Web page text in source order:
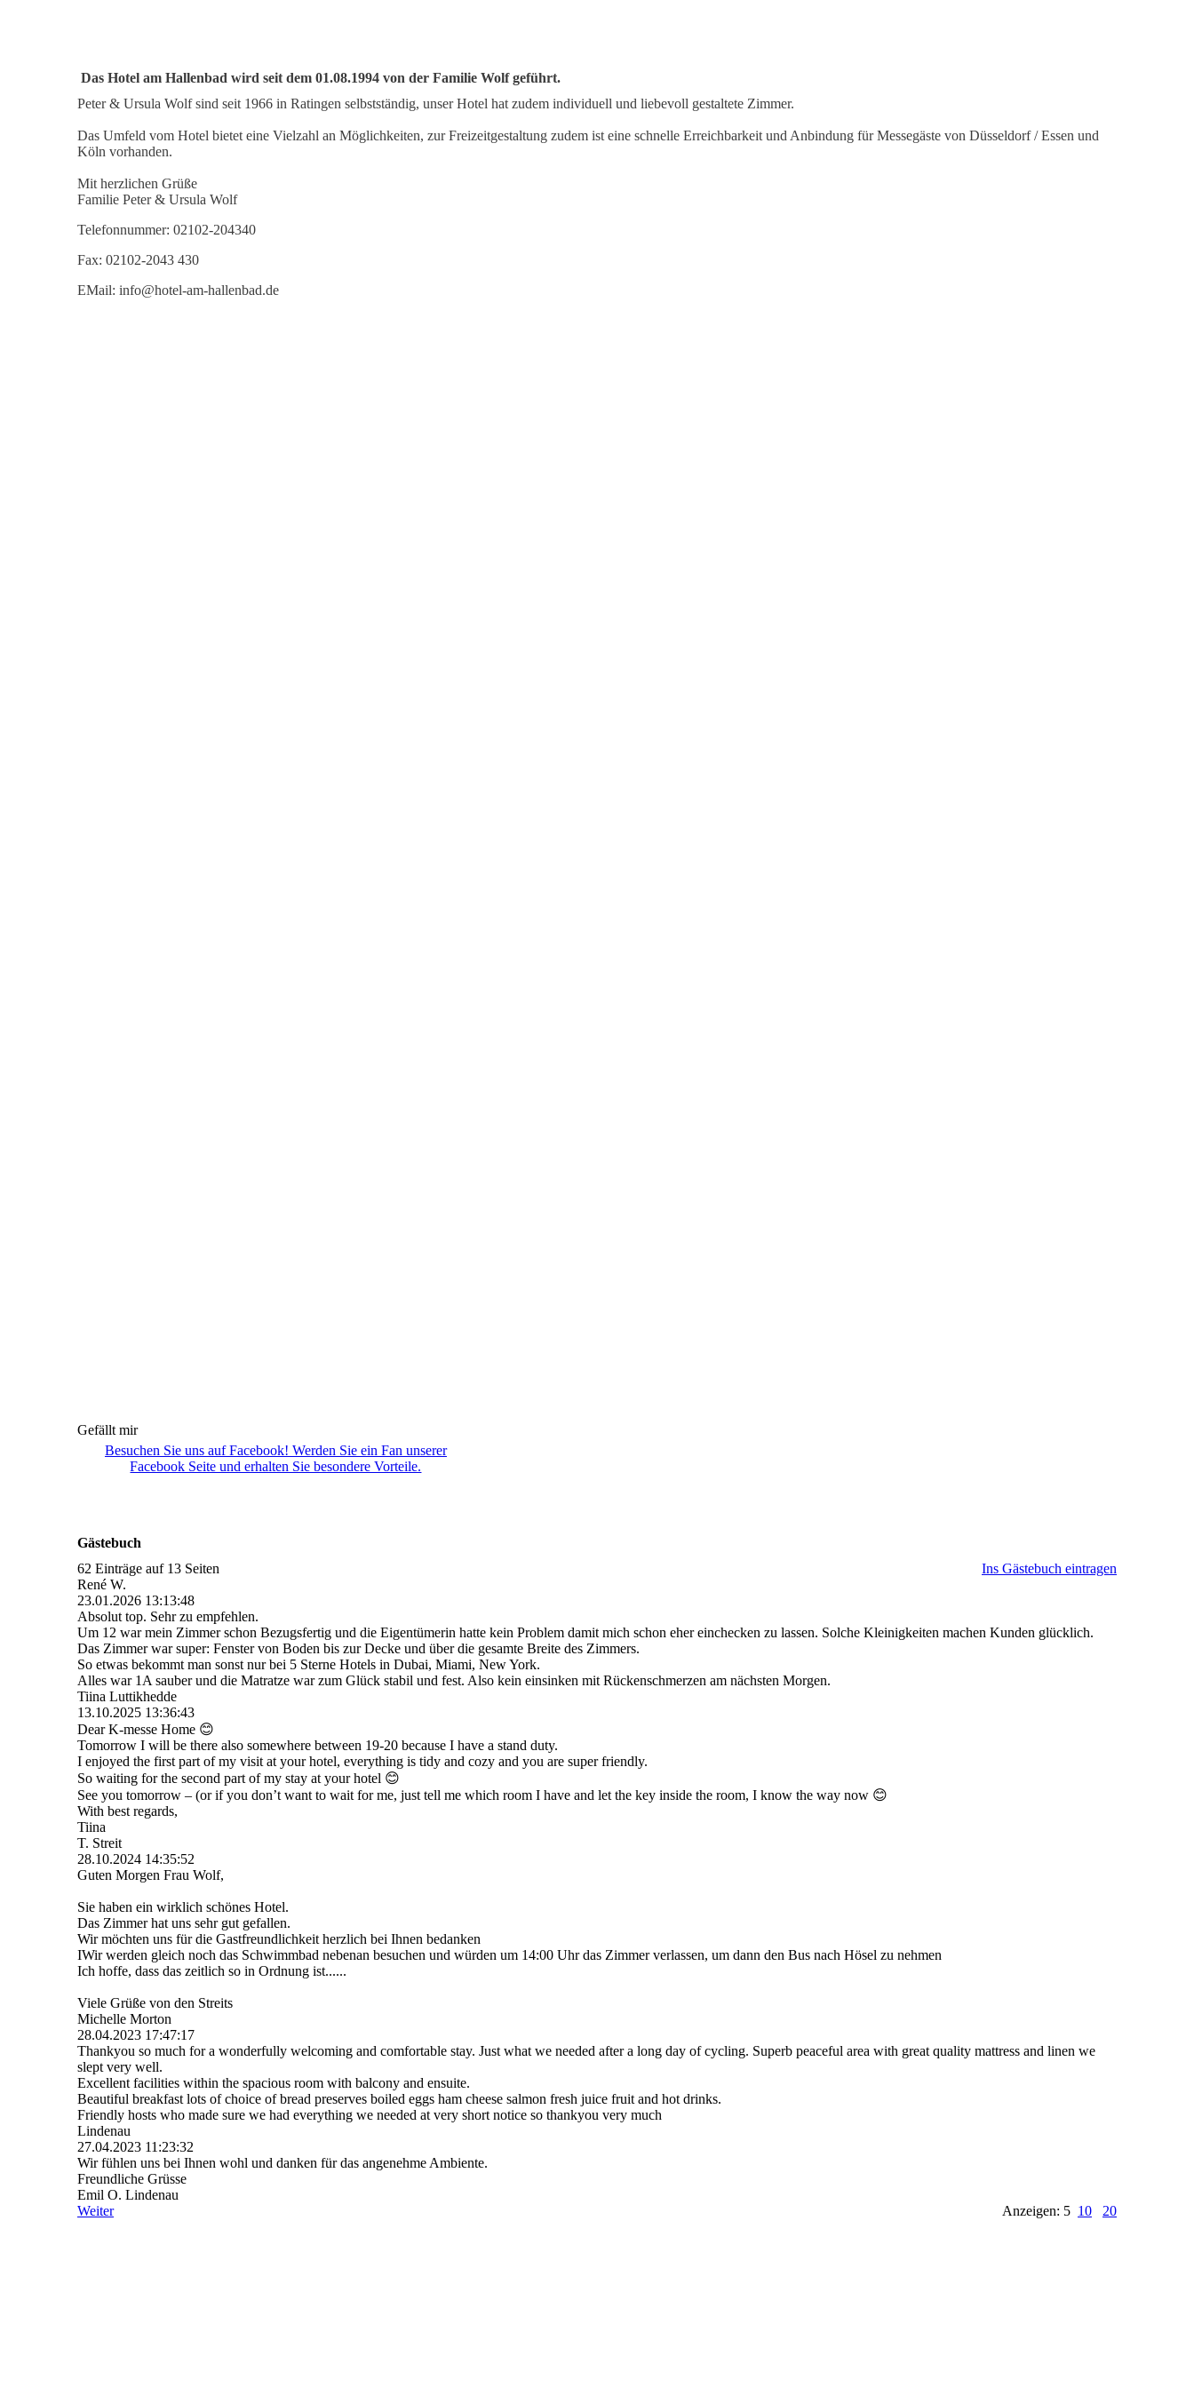
Das Hotel am Hallenbad wird seit dem 01.08.1994 von der Familie Wolf geführt.
Peter & Ursula Wolf sind seit 1966 in Ratingen selbstständig, unser Hotel hat zudem individuell und liebevoll gestaltete Zimmer.
Das Umfeld vom Hotel bietet eine Vielzahl an Möglichkeiten, zur Freizeitgestaltung zudem ist eine schnelle Erreichbarkeit und Anbindung für Messegäste von Düsseldorf / Essen und
Köln vorhanden.
Mit herzlichen Grüße
Familie Peter & Ursula Wolf
Telefonnummer: 02102-204340
Fax: 02102-2043 430
EMail: info@hotel-am-hallenbad.de
Gefällt mir
Besuchen Sie uns auf Facebook! Werden Sie ein Fan unserer
Facebook Seite und erhalten Sie besondere Vorteile.
Gästebuch
62 Einträge auf 13 Seiten
Ins Gästebuch eintragen
René W.
23.01.2026 13:13:48
Absolut top. Sehr zu empfehlen.
Um 12 war mein Zimmer schon Bezugsfertig und die Eigentümerin hatte kein Problem damit mich schon eher einchecken zu lassen. Solche Kleinigkeiten machen Kunden glücklich.
Das Zimmer war super: Fenster von Boden bis zur Decke und über die gesamte Breite des Zimmers.
So etwas bekommt man sonst nur bei 5 Sterne Hotels in Dubai, Miami, New York.
Alles war 1A sauber und die Matratze war zum Glück stabil und fest. Also kein einsinken mit Rückenschmerzen am nächsten Morgen.
Tiina Luttikhedde
13.10.2025 13:36:43
Dear K-messe Home 😊
Tomorrow I will be there also somewhere between 19-20 because I have a stand duty.
I enjoyed the first part of my visit at your hotel, everything is tidy and cozy and you are super friendly.
So waiting for the second part of my stay at your hotel 😊
See you tomorrow – (or if you don’t want to wait for me, just tell me which room I have and let the key inside the room, I know the way now 😊
With best regards,
Tiina
T. Streit
28.10.2024 14:35:52
Guten Morgen Frau Wolf,
Sie haben ein wirklich schönes Hotel.
Das Zimmer hat uns sehr gut gefallen.
Wir möchten uns für die Gastfreundlichkeit herzlich bei Ihnen bedanken
IWir werden gleich noch das Schwimmbad nebenan besuchen und würden um 14:00 Uhr das Zimmer verlassen, um dann den Bus nach Hösel zu nehmen
Ich hoffe, dass das zeitlich so in Ordnung ist......
Viele Grüße von den Streits
Michelle Morton
28.04.2023 17:47:17
Thankyou so much for a wonderfully welcoming and comfortable stay. Just what we needed after a long day of cycling. Superb peaceful area with great quality mattress and linen we
slept very well.
Excellent facilities within the spacious room with balcony and ensuite.
Beautiful breakfast lots of choice of bread preserves boiled eggs ham cheese salmon fresh juice fruit and hot drinks.
Friendly hosts who made sure we had everything we needed at very short notice so thankyou very much
Lindenau
27.04.2023 11:23:32
Wir fühlen uns bei Ihnen wohl und danken für das angenehme Ambiente.
Freundliche Grüsse
Emil O. Lindenau
Weiter
Anzeigen: 5 10 20